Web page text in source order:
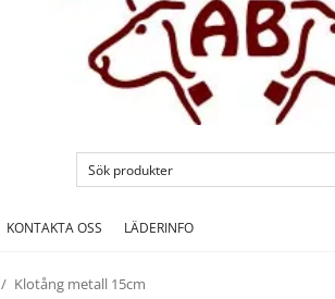
KONTAKTA OSS LÄDERINFO
/ Klotång metall 15cm